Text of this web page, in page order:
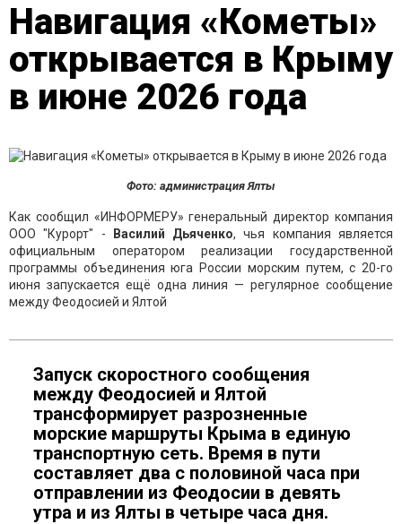
Навигация «Кометы»
открывается в Крыму
в июне 2026 года
Фото: администрация Ялты
Как сообщил «ИНФОРМЕРУ» генеральный директор компания
ООО "Курорт" -
Василий Дьяченко, чья компания является
официальным оператором реализации государственной
программы объединения юга России морским путем, с 20-го
июня запускается ещё одна линия — регулярное сообщение
между Феодосией и Ялтой
Запуск скоростного сообщения
между Феодосией и Ялтой
трансформирует разрозненные
морские маршруты Крыма в единую
транспортную сеть. Время в пути
составляет два с половиной часа при
отправлении из Феодосии в девять
утра и из Ялты в четыре часа дня.